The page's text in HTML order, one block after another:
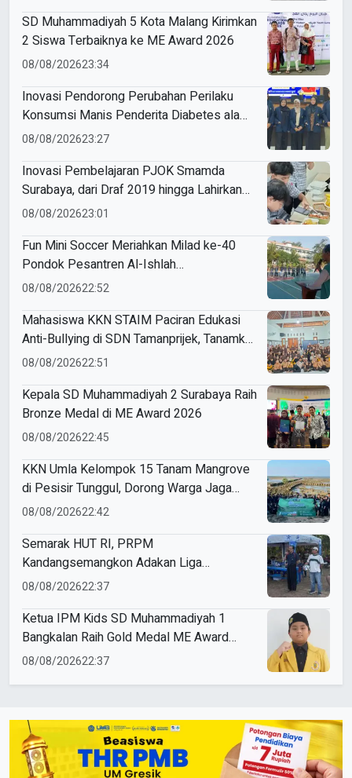
SD Muhammadiyah 5 Kota Malang Kirimkan
2 Siswa Terbaiknya ke ME Award 2026
08/08/202623:34
Inovasi Pendorong Perubahan Perilaku
Konsumsi Manis Penderita Diabetes ala
Mahasiswa Unesa
08/08/202623:27
Inovasi Pembelajaran PJOK Smamda
Surabaya, dari Draf 2019 hingga Lahirkan
Modul Gizi Digital
08/08/202623:01
Fun Mini Soccer Meriahkan Milad ke-40
Pondok Pesantren Al-Ishlah
Sendangagung
08/08/202622:52
Mahasiswa KKN STAIM Paciran Edukasi
Anti-Bullying di SDN Tamanprijek, Tanamkan
Empati Sejak Dini
08/08/202622:51
Kepala SD Muhammadiyah 2 Surabaya Raih
Bronze Medal di ME Award 2026
08/08/202622:45
KKN Umla Kelompok 15 Tanam Mangrove
di Pesisir Tunggul, Dorong Warga Jaga
Lingkungan
08/08/202622:42
Semarak HUT RI, PRPM
Kandangsemangkon Adakan Liga
Kemerdekaan 2026
08/08/202622:37
Ketua IPM Kids SD Muhammadiyah 1
Bangkalan Raih Gold Medal ME Award
2026
08/08/202622:37